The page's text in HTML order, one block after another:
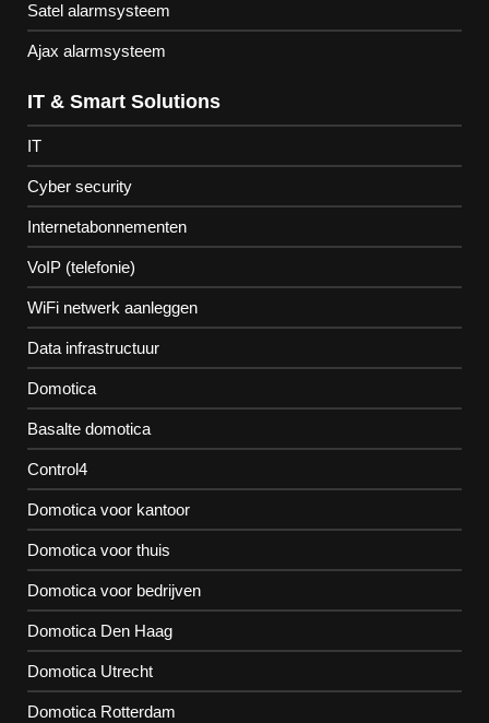
Satel alarmsysteem
Ajax alarmsysteem
IT & Smart Solutions
IT
Cyber security
Internetabonnementen
VoIP (telefonie)
WiFi netwerk aanleggen
Data infrastructuur
Domotica
Basalte domotica
Control4
Domotica voor kantoor
Domotica voor thuis
Domotica voor bedrijven
Domotica Den Haag
Domotica Utrecht
Domotica Rotterdam